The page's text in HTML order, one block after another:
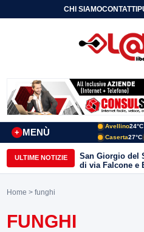
CHI SIAMOCONTATTI
MENÙ
+
Avellino24°C
Caserta27°C
ULTIME NOTIZIE
San Giorgio del
di via Falcone e
Lombardi
Home > funghi
FUNGHI